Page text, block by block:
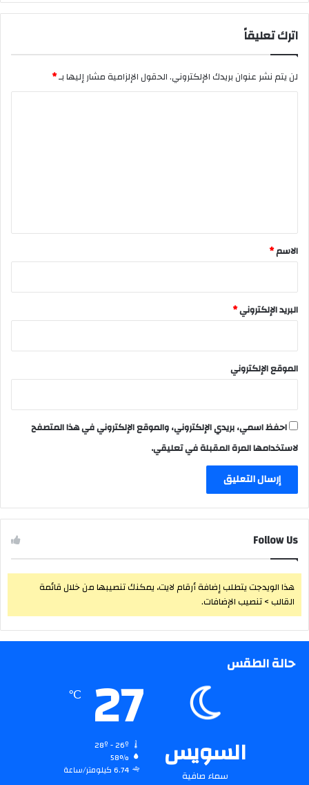
اترك تعليقاً
لن يتم نشر عنوان بريدك الإلكتروني.الحقول الإلزامية مشار إليها بـ*
*
الاسم*
البريد الإلكتروني*
الموقع الإلكتروني
احفظ اسمي، بريدي الإلكتروني، والموقع الإلكتروني في هذا المتصفح
لاستخدامها المرة المقبلة في تعليقي.
Follow Us
هذا الويدجت يتطلب إضافة أرقام لايت، يمكنك تنصيبها من خلال قائمة
القالب > تنصيب الإضافات.
حالة الطقس
السويس
سماء صافية
27
℃
58%
6.74 كيلومتر/ساعة